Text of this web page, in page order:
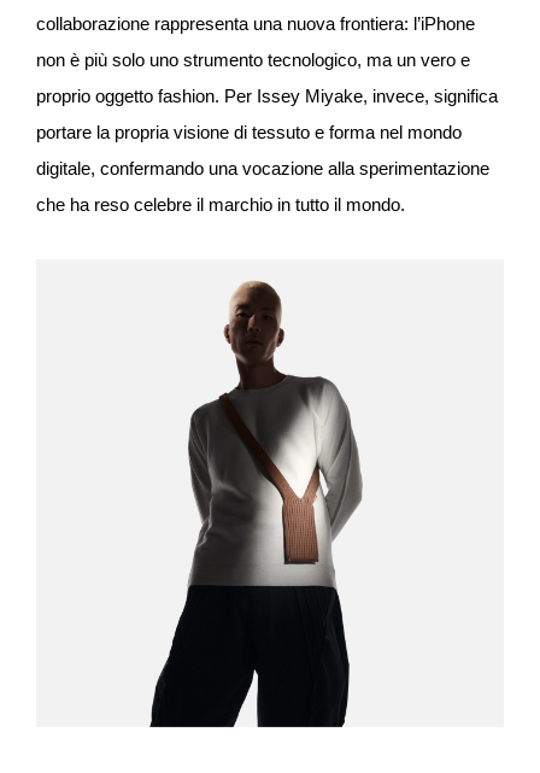
collaborazione rappresenta una nuova frontiera: l’iPhone
non è più solo uno strumento tecnologico, ma un vero e
proprio oggetto fashion. Per Issey Miyake, invece, significa
portare la propria visione di tessuto e forma nel mondo
digitale, confermando una vocazione alla sperimentazione
che ha reso celebre il marchio in tutto il mondo.